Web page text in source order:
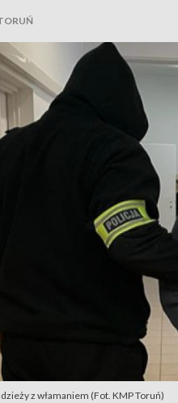
z włamaniem (Fot. KMP Toruń)